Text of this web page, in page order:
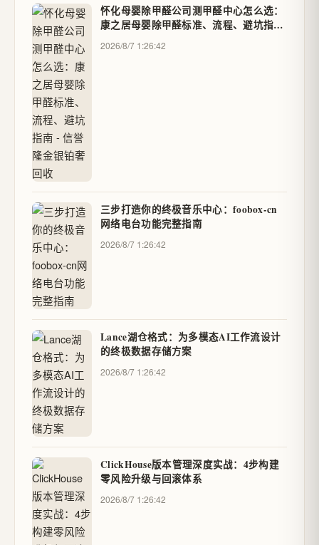
怀化母婴除甲醛公司测甲醛中心怎么选：
康之居母婴除甲醛标准、流程、避坑指南
- 信誉隆金银铂奢回收
2026/8/7 1:26:42
三步打造你的终极音乐中心：foobox-cn
网络电台功能完整指南
2026/8/7 1:26:42
Lance湖仓格式：为多模态AI工作流设计
的终极数据存储方案
2026/8/7 1:26:42
ClickHouse版本管理深度实战：4步构建
零风险升级与回滚体系
2026/8/7 1:26:42